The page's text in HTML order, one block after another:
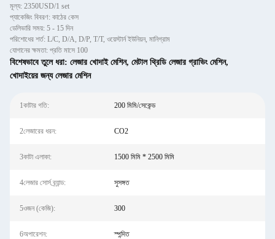
মূল্য: 2350USD/1 set
প্যাকেজিং বিবরণ: কাঠের কেস
ডেলিভারি সময়: 5 - 15 দিন
পরিশোধের শর্ত: L/C, D/A, D/P, T/T, ওয়েস্টার্ন ইউনিয়ন, মানিগ্রাম
যোগানের ক্ষমতা: প্রতি মাসে 100
বিশেষভাবে তুলে ধরা: লেজার খোদাই মেশিন, মেটাল থ্রিডি লেজার গ্রাভিং মেশিন,
খোদাইয়ের জন্য লেজার মেশিন
1কাটার গতি: 200 মিমি/সেকেন্ড
2লেজারের ধরন: CO2
3কাটা এলাকা: 1500 মিমি * 2500 মিমি
4লেজার সোর্স ব্র্যান্ড: সুসঙ্গত
5ওজন (কেজি): 300
6অপারেশন: স্পন্দিত